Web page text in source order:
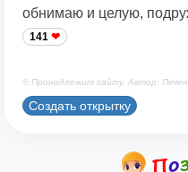
обнимаю и целую,
141
© Принадлежит сайту. Автор:
Создать открытку